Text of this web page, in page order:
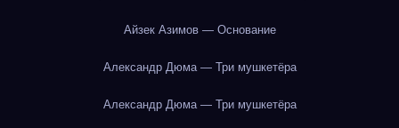
Айзек Азимов — Основание
Александр Дюма — Три мушкетёра
Александр Дюма — Три мушкетёра